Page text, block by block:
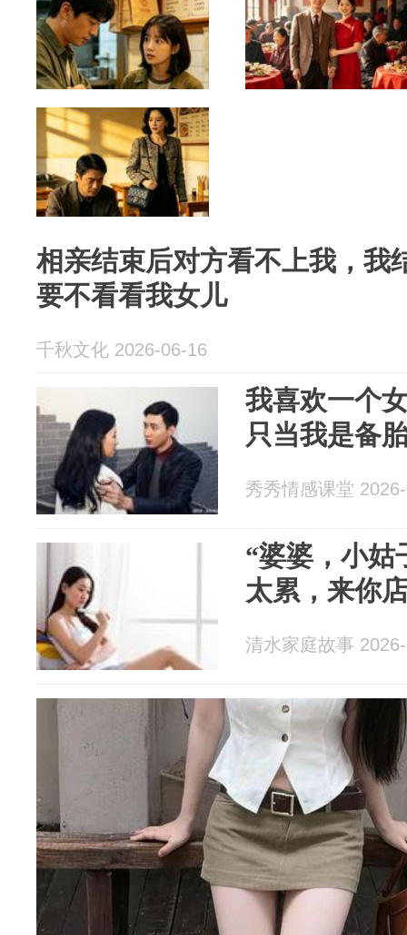
相亲结束后对方看不上我，我
要不看看我女儿
千秋文化 2026-06-16
我喜欢一个
只当我是备
秀秀情感课堂
“婆婆，小姑
太累，来你
清水家庭故事